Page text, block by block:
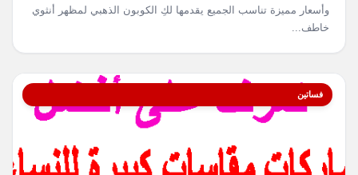
وأسعار مميزة تناسب الجميع يقدمها لكِ الكوبون الذهبي لمظهر أنثوي
خاطف...
فساتين